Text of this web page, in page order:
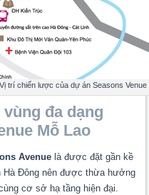
Vị trí chiến lược của dự án Seasons Venue
đa dạng
Mỗ Lao
Avenue là được đặt gần kề
Hà Đông nên được thừa hưởng
cơ sở hạ tầng hiện đại.